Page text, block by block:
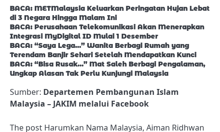
BACA: METMalaysia Keluarkan Peringatan Hujan Lebat
di 3 Negara Hingga Malam Ini
BACA: Perusahaan Telekomunikasi Akan Menerapkan
Integrasi MyDigital ID Mulai 1 Desember
BACA: “Saya Lega…” Wanita Berbagi Rumah yang
Terendam Banjir Sehari Setelah Mendapatkan Kunci
BACA: “Bisa Rusak…” Mat Saleh Berbagi Pengalaman,
Ungkap Alasan Tak Perlu Kunjungi Malaysia
Sumber: Departemen Pembangunan Islam
Malaysia – JAKIM melalui Facebook
The post Harumkan Nama Malaysia, Aiman ​​​​Ridhwan